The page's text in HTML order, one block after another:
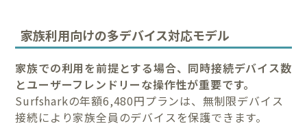
家族利用向けの多デバイス対応モデル
家族での利用を前提とする場合、同時接続デバイス数
とユーザーフレンドリーな操作性が重要です。
Surfsharkの年額6,480円プランは、無制限デバイス
接続により家族全員のデバイスを保護できます。